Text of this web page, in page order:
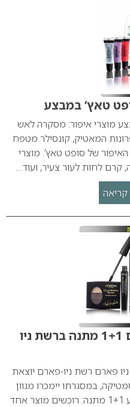
טאץ’ במבצע
מוצרי איפור: מסקרה לאש
המאטיק, קונסילר מטפח
של סופט טאץ’. מוצרי
קרם לחות לעור צעיר, ועוד…
מבצע איפור,טיפוח ובישום 1+1 מתנה ברשת ניו
פארם רשת ניו-פארם יוצאת
במסגרתו יימכרו מגוון
מוצרי איפור, טיפוח ובישום במבצע 1+1 מתנה: רוכשים מוצר אחד